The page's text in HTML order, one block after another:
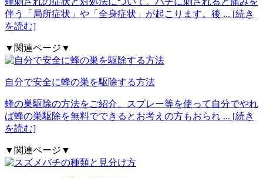
伴う「局所症状」や「全身症状」が起こります。後 ... [続き
を読む]
▼関連ページ▼
自分で安全に蜂の巣を駆除する方法
蜂の巣駆除の方法をご紹介。スプレー等を使って自分でやれ
ば蜂の巣駆除を無料でできるとお考えの方もおられ ... [続き
を読む]
▼関連ページ▼